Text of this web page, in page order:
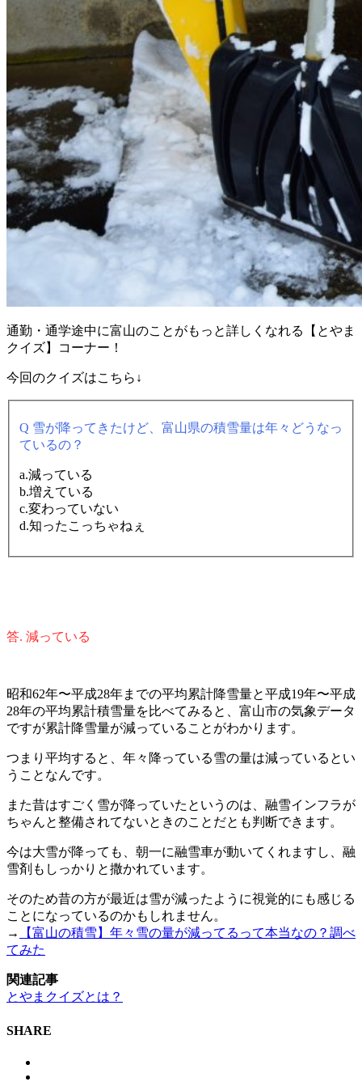
通勤・通学途中に富山のことがもっと詳しくなれる【とやま
クイズ】コーナー！
今回のクイズはこちら↓
Q 雪が降ってきたけど、富山県の積雪量は年々どうなっ
ているの？
a.減っている
b.増えている
c.変わっていない
d.知ったこっちゃねぇ
答. 減っている
昭和62年〜平成28年までの平均累計降雪量と平成19年〜平成
28年の平均累計積雪量を比べてみると、富山市の気象データ
ですが累計降雪量が減っていることがわかります。
つまり平均すると、年々降っている雪の量は減っているとい
うことなんです。
また昔はすごく雪が降っていたというのは、融雪インフラが
ちゃんと整備されてないときのことだとも判断できます。
今は大雪が降っても、朝一に融雪車が動いてくれますし、融
雪剤もしっかりと撒かれています。
そのため昔の方が最近は雪が減ったように視覚的にも感じる
ことになっているのかもしれません。
→
【富山の積雪】年々雪の量が減ってるって本当なの？調べ
てみた
関連記事
とやまクイズとは？
SHARE